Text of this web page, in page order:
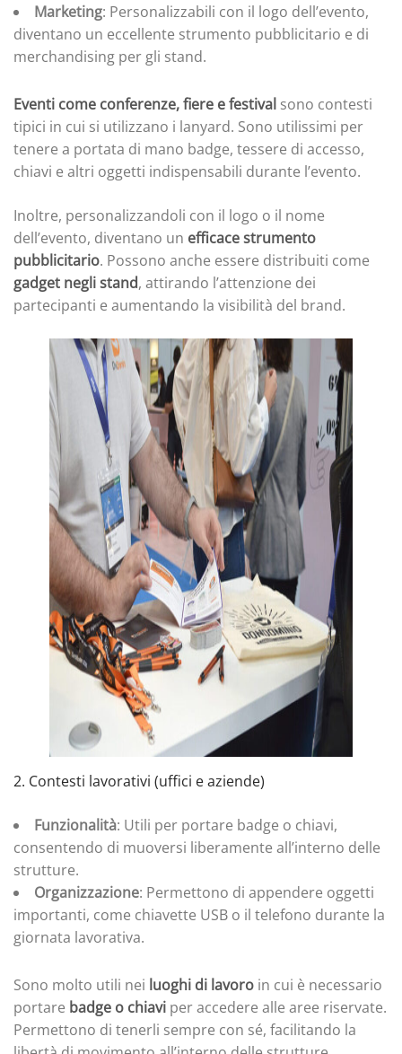
Marketing: Personalizzabili con il logo dell’evento,
diventano un eccellente strumento pubblicitario e di
merchandising per gli stand.
Eventi come conferenze, fiere e festival sono contesti
tipici in cui si utilizzano i lanyard. Sono utilissimi per
tenere a portata di mano badge, tessere di accesso,
chiavi e altri oggetti indispensabili durante l’evento.
Inoltre, personalizzandoli con il logo o il nome
dell’evento, diventano un efficace strumento
pubblicitario. Possono anche essere distribuiti come
gadget negli stand, attirando l’attenzione dei
partecipanti e aumentando la visibilità del brand.
2. Contesti lavorativi (uffici e aziende)
Funzionalità: Utili per portare badge o chiavi,
consentendo di muoversi liberamente all’interno delle
strutture.
Organizzazione: Permettono di appendere oggetti
importanti, come chiavette USB o il telefono durante la
giornata lavorativa.
Sono molto utili nei luoghi di lavoro in cui è necessario
portare badge o chiavi per accedere alle aree riservate.
Permettono di tenerli sempre con sé, facilitando la